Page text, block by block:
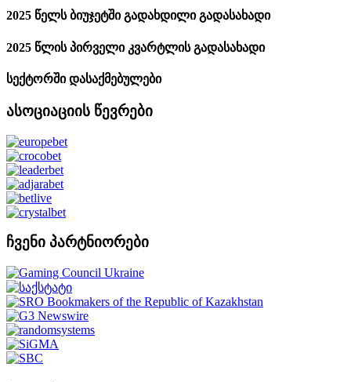
2025 წელს ბიუჯეტში გადახდილი გადასახადი
2025 წლის პირველი კვარტლის გადასახადი
სექტორში დასაქმებულები
ასოციაციის წევრები
ჩვენი პარტნიორები